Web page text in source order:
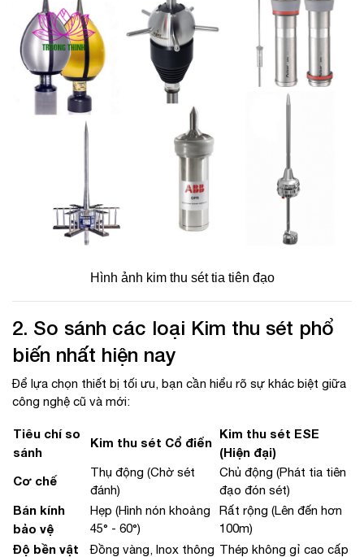
Hình ảnh kim thu sét tia tiên đạo
2. So sánh các loại Kim thu sét phổ
biến nhất hiện nay
Để lựa chọn thiết bị tối ưu, bạn cần hiểu rõ sự khác biệt giữa
công nghệ cũ và mới:
Tiêu chí so
sánh
Kim thu sét Cổ điển
Kim thu sét ESE
(Hiện đại)
Cơ chế
Thụ động (Chờ sét
đánh)
Chủ động (Phát tia tiên
đạo đón sét)
Bán kính
bảo vệ
Hẹp (Hình nón khoảng
45° - 60°)
Rất rộng (Lên đến hơn
100m)
Độ bền vật
Đồng vàng, Inox thông Thép không gỉ cao cấp